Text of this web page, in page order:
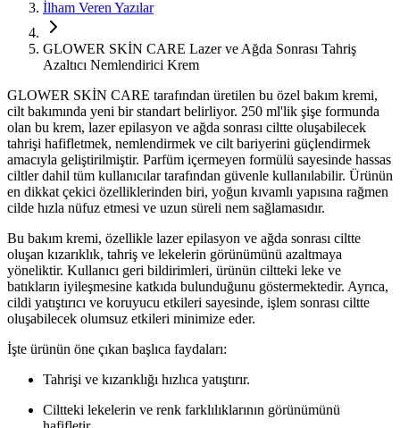
İlham Veren Yazılar
GLOWER SKİN CARE Lazer ve Ağda Sonrası Tahriş
Azaltıcı Nemlendirici Krem
GLOWER SKİN CARE tarafından üretilen bu özel bakım kremi,
cilt bakımında yeni bir standart belirliyor. 250 ml'lik şişe formunda
olan bu krem, lazer epilasyon ve ağda sonrası ciltte oluşabilecek
tahrişi hafifletmek, nemlendirmek ve cilt bariyerini güçlendirmek
amacıyla geliştirilmiştir. Parfüm içermeyen formülü sayesinde hassas
ciltler dahil tüm kullanıcılar tarafından güvenle kullanılabilir. Ürünün
en dikkat çekici özelliklerinden biri, yoğun kıvamlı yapısına rağmen
cilde hızla nüfuz etmesi ve uzun süreli nem sağlamasıdır.
Bu bakım kremi, özellikle lazer epilasyon ve ağda sonrası ciltte
oluşan kızarıklık, tahriş ve lekelerin görünümünü azaltmaya
yöneliktir. Kullanıcı geri bildirimleri, ürünün ciltteki leke ve
batıkların iyileşmesine katkıda bulunduğunu göstermektedir. Ayrıca,
cildi yatıştırıcı ve koruyucu etkileri sayesinde, işlem sonrası ciltte
oluşabilecek olumsuz etkileri minimize eder.
İşte ürünün öne çıkan başlıca faydaları:
Tahrişi ve kızarıklığı hızlıca yatıştırır.
Ciltteki lekelerin ve renk farklılıklarının görünümünü